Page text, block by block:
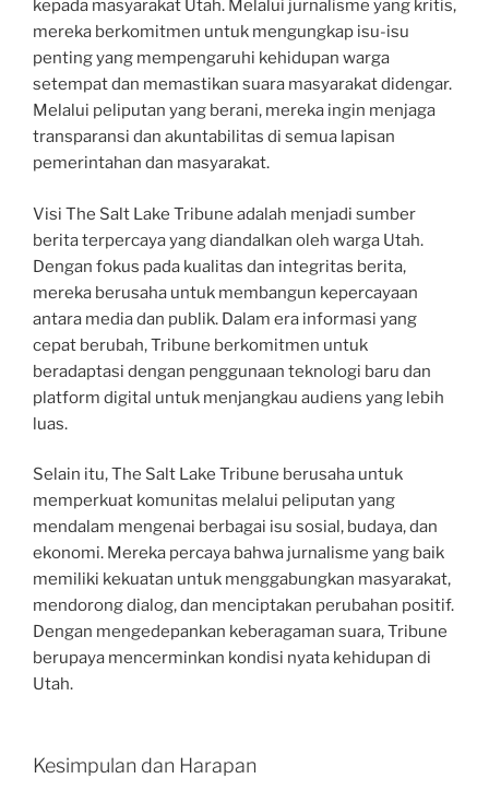
kepada masyarakat Utah. Melalui jurnalisme yang kritis,
mereka berkomitmen untuk mengungkap isu-isu
penting yang mempengaruhi kehidupan warga
setempat dan memastikan suara masyarakat didengar.
Melalui peliputan yang berani, mereka ingin menjaga
transparansi dan akuntabilitas di semua lapisan
pemerintahan dan masyarakat.
Visi The Salt Lake Tribune adalah menjadi sumber
berita terpercaya yang diandalkan oleh warga Utah.
Dengan fokus pada kualitas dan integritas berita,
mereka berusaha untuk membangun kepercayaan
antara media dan publik. Dalam era informasi yang
cepat berubah, Tribune berkomitmen untuk
beradaptasi dengan penggunaan teknologi baru dan
platform digital untuk menjangkau audiens yang lebih
luas.
Selain itu, The Salt Lake Tribune berusaha untuk
memperkuat komunitas melalui peliputan yang
mendalam mengenai berbagai isu sosial, budaya, dan
ekonomi. Mereka percaya bahwa jurnalisme yang baik
memiliki kekuatan untuk menggabungkan masyarakat,
mendorong dialog, dan menciptakan perubahan positif.
Dengan mengedepankan keberagaman suara, Tribune
berupaya mencerminkan kondisi nyata kehidupan di
Utah.
Kesimpulan dan Harapan